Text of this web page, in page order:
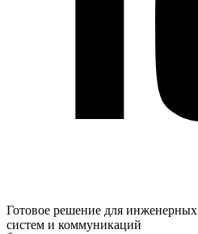
Готовое решение для инженерных
систем и коммуникаций